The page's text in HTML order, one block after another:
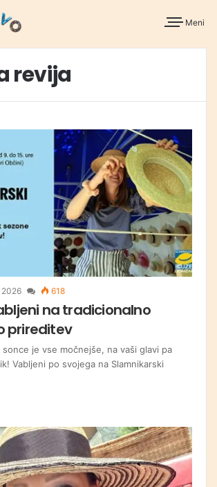
Meni
revija
2026 618
na tradicionalno
prireditev
je vse močnejše, na vaši glavi pa
Vabljeni po svojega na Slamnikarski